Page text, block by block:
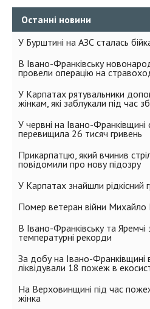
Останні новини
У Бурштині на АЗС сталась
В Івано-Франківську
провели операцію на
У Карпатах рятувальники
жінкам, які заблукали під час
У червні на Івано-
перевищила 26 тисяч гривень
Прикарпатцю, який вчинив
повідомили про нову підозру
У Карпатах знайшли рідкісний
Помер ветеран війни
В Івано-Франківську та Яремчі
температурні рекорди
За добу на Івано-Франківщині
ліквідували 18 пожеж в
На Верховинщині під час
жінка